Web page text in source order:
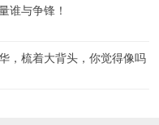
谁与争锋！
，梳着大背头，你觉得像吗